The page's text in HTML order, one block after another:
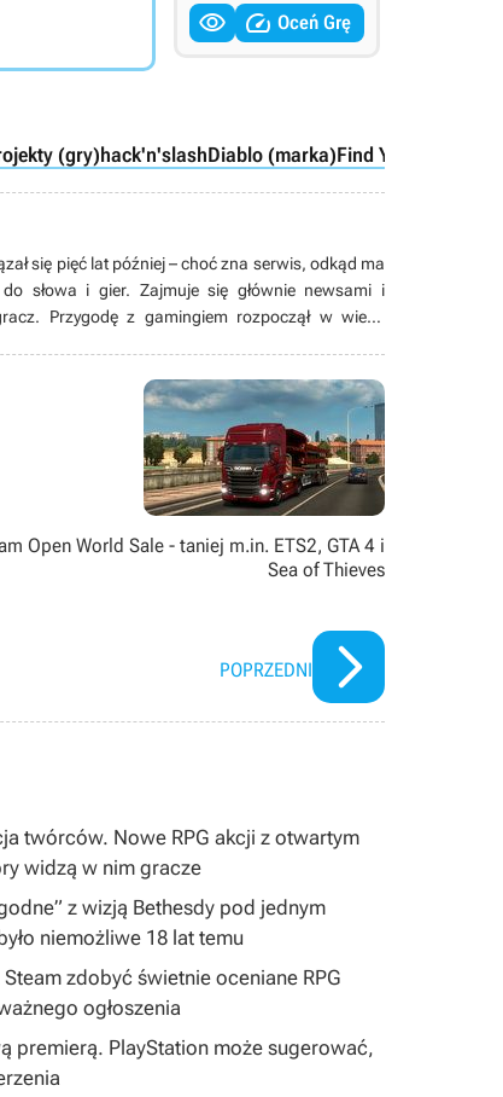
  Oceń Grę
(gry)hack'n'slashDiablo (marka)Find Your Next Game
się pięć lat później – choć zna serwis, odkąd ma
słowa i gier. Zajmuje się głównie newsami i
Przygodę z gamingiem rozpoczął w wieku
spaceruje z psem. Niemal bezkrytycznie kocha
w jego ślady. Pierwsze „dokonania literackie”
Open World Sale - taniej m.in. ETS2, GTA 4 i
Sea of Thieves
POPRZEDNI
twórców. Nowe RPG akcji z otwartym
widzą w nim gracze
z wizją Bethesdy pod jednym
niemożliwe 18 lat temu
zdobyć świetnie oceniane RPG
ogłoszenia
premierą. PlayStation może sugerować,